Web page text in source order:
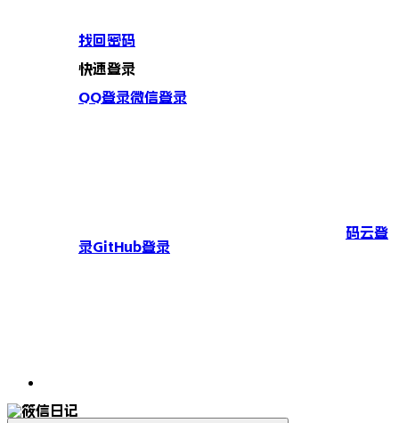
找回密码
快速登录
QQ登录微信登录
码云登
录GitHub登录